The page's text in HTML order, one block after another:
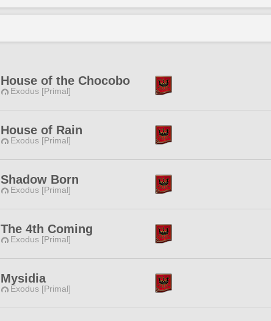
House of the Chocobo
Exodus [Primal]
House of Rain
Exodus [Primal]
Shadow Born
Exodus [Primal]
The 4th Coming
Exodus [Primal]
Mysidia
Exodus [Primal]